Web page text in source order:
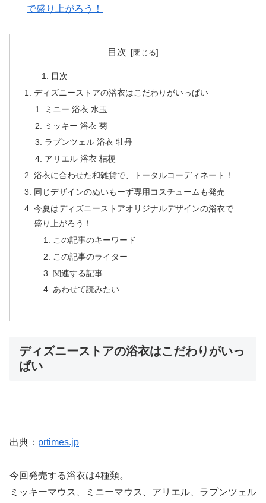
で盛り上がろう！
目次
目次
ディズニーストアの浴衣はこだわりがいっぱい
ミニー 浴衣 水玉
ミッキー 浴衣 菊
ラプンツェル 浴衣 牡丹
アリエル 浴衣 桔梗
浴衣に合わせた和雑貨で、トータルコーディネート！
同じデザインのぬいもーず専用コスチュームも発売
今夏はディズニーストアオリジナルデザインの浴衣で
盛り上がろう！
この記事のキーワード
この記事のライター
関連する記事
あわせて読みたい
ディズニーストアの浴衣はこだわりがいっ
ぱい
出典： prtimes.jp
今回発売する浴衣は4種類。
ミッキーマウス、ミニーマウス、アリエル、ラプンツェル